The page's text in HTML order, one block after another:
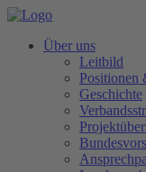
Über uns
Leitbild
Positionen
Geschichte